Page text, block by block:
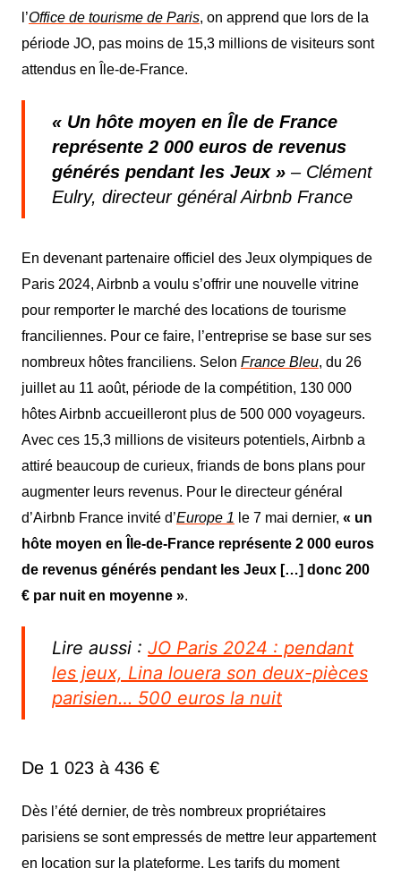
l’Office de tourisme de Paris, on apprend que lors de la
période JO, pas moins de 15,3 millions de visiteurs sont
attendus en Île-de-France.
« Un hôte moyen en Île de France
représente 2 000 euros de revenus
générés pendant les Jeux » – Clément
Eulry, directeur général Airbnb France
En devenant partenaire officiel des Jeux olympiques de
Paris 2024, Airbnb a voulu s’offrir une nouvelle vitrine
pour remporter le marché des locations de tourisme
franciliennes. Pour ce faire, l’entreprise se base sur ses
nombreux hôtes franciliens. Selon France Bleu, du 26
juillet au 11 août, période de la compétition, 130 000
hôtes Airbnb accueilleront plus de 500 000 voyageurs.
Avec ces 15,3 millions de visiteurs potentiels, Airbnb a
attiré beaucoup de curieux, friands de bons plans pour
augmenter leurs revenus. Pour le directeur général
d’Airbnb France invité d’Europe 1 le 7 mai dernier, « un
hôte moyen en Île-de-France représente 2 000 euros
de revenus générés pendant les Jeux […] donc 200
€ par nuit en moyenne ».
Lire aussi : JO Paris 2024 : pendant
les jeux, Lina louera son deux-pièces
parisien… 500 euros la nuit
De 1 023 à 436 €
Dès l’été dernier, de très nombreux propriétaires
parisiens se sont empressésde mettre leur appartement
en location sur la plateforme. Les tarifs du moment